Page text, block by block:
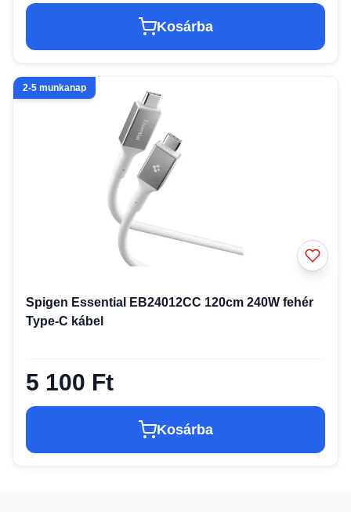
Kosárba
2-5 munkanap
Spigen Essential EB24012CC 120cm 240W fehér
Type-C kábel
5 100 Ft
Kosárba